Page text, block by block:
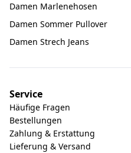
Damen Marlenehosen
Damen Sommer Pullover
Damen Strech Jeans
Service
Häufige Fragen
Bestellungen
Zahlung & Erstattung
Lieferung & Versand